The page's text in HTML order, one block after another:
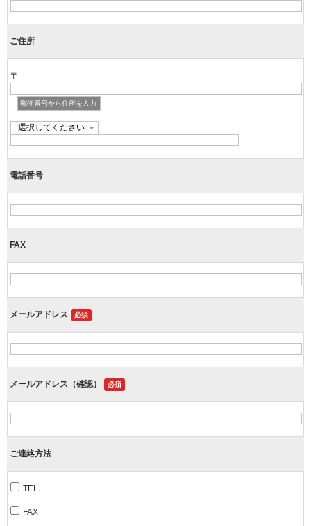
ご住所
〒
郵便番号から住所を入力
電話番号
FAX
メールアドレス 必須
メールアドレス（確認） 必須
ご連絡方法
TEL
FAX